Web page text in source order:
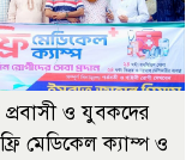
প্রবাসী ও যুবকদের
মেডিকেল ক্যাম্প ও